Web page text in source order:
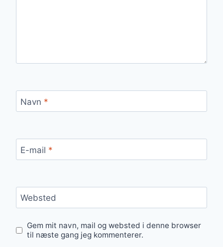
Navn *
E-mail *
Websted
Gem mit navn, mail og websted i denne browser
til næste gang jeg kommenterer.